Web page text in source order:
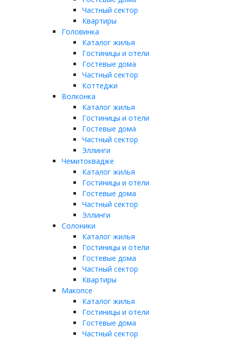
Частный сектор
Квартиры
Головинка
Каталог жилья
Гостиницы и отели
Гостевые дома
Частный сектор
Коттеджи
Волконка
Каталог жилья
Гостиницы и отели
Гостевые дома
Частный сектор
Эллинги
Чемитоквадже
Каталог жилья
Гостиницы и отели
Гостевые дома
Частный сектор
Эллинги
Солоники
Каталог жилья
Гостиницы и отели
Гостевые дома
Частный сектор
Квартиры
Макопсе
Каталог жилья
Гостиницы и отели
Гостевые дома
Частный сектор